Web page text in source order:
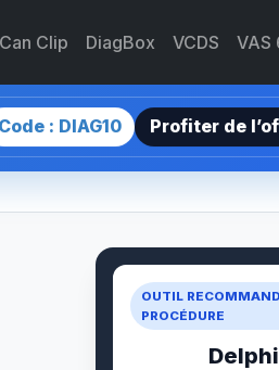
Can Clip DiagBox VCDS VAS
Code : DIAG10 Profiter de
OUTIL
PROCÉDURE
Delphi